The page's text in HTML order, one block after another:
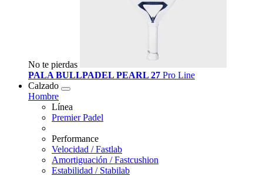
No te pierdas
PALA BULLPADEL PEARL 27 Pro Line
Calzado
Hombre
Línea
Premier Padel
Performance
Velocidad / Fastlab
Amortiguación / Fastcushion
Estabilidad / Stabilab